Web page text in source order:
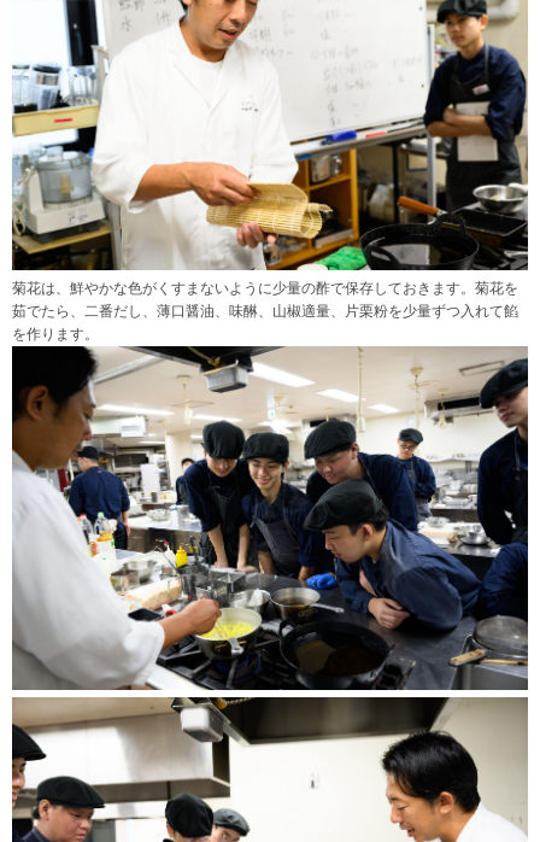
菊花は、鮮やかな色がくすまないように少量の酢で保存しておきます。菊花を
茹でたら、二番だし、薄口醤油、味醂、山椒適量、片栗粉を少量ずつ入れて餡
を作ります。